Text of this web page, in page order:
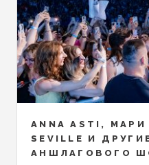
ANNA ASTI,
SEVILLE И
АНШЛАГОВОГО